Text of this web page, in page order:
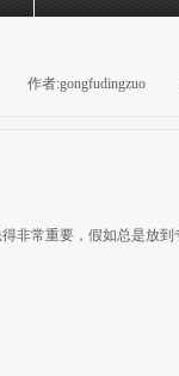
作者:gongfudingzuo
非常重要，假如总是放